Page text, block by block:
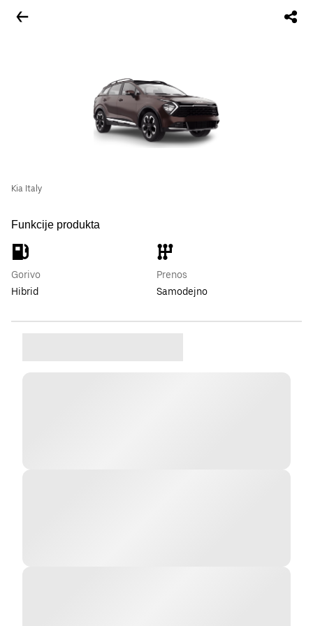
Kia Italy
Funkcije produkta
Gorivo
Hibrid
Prenos
Samodejno